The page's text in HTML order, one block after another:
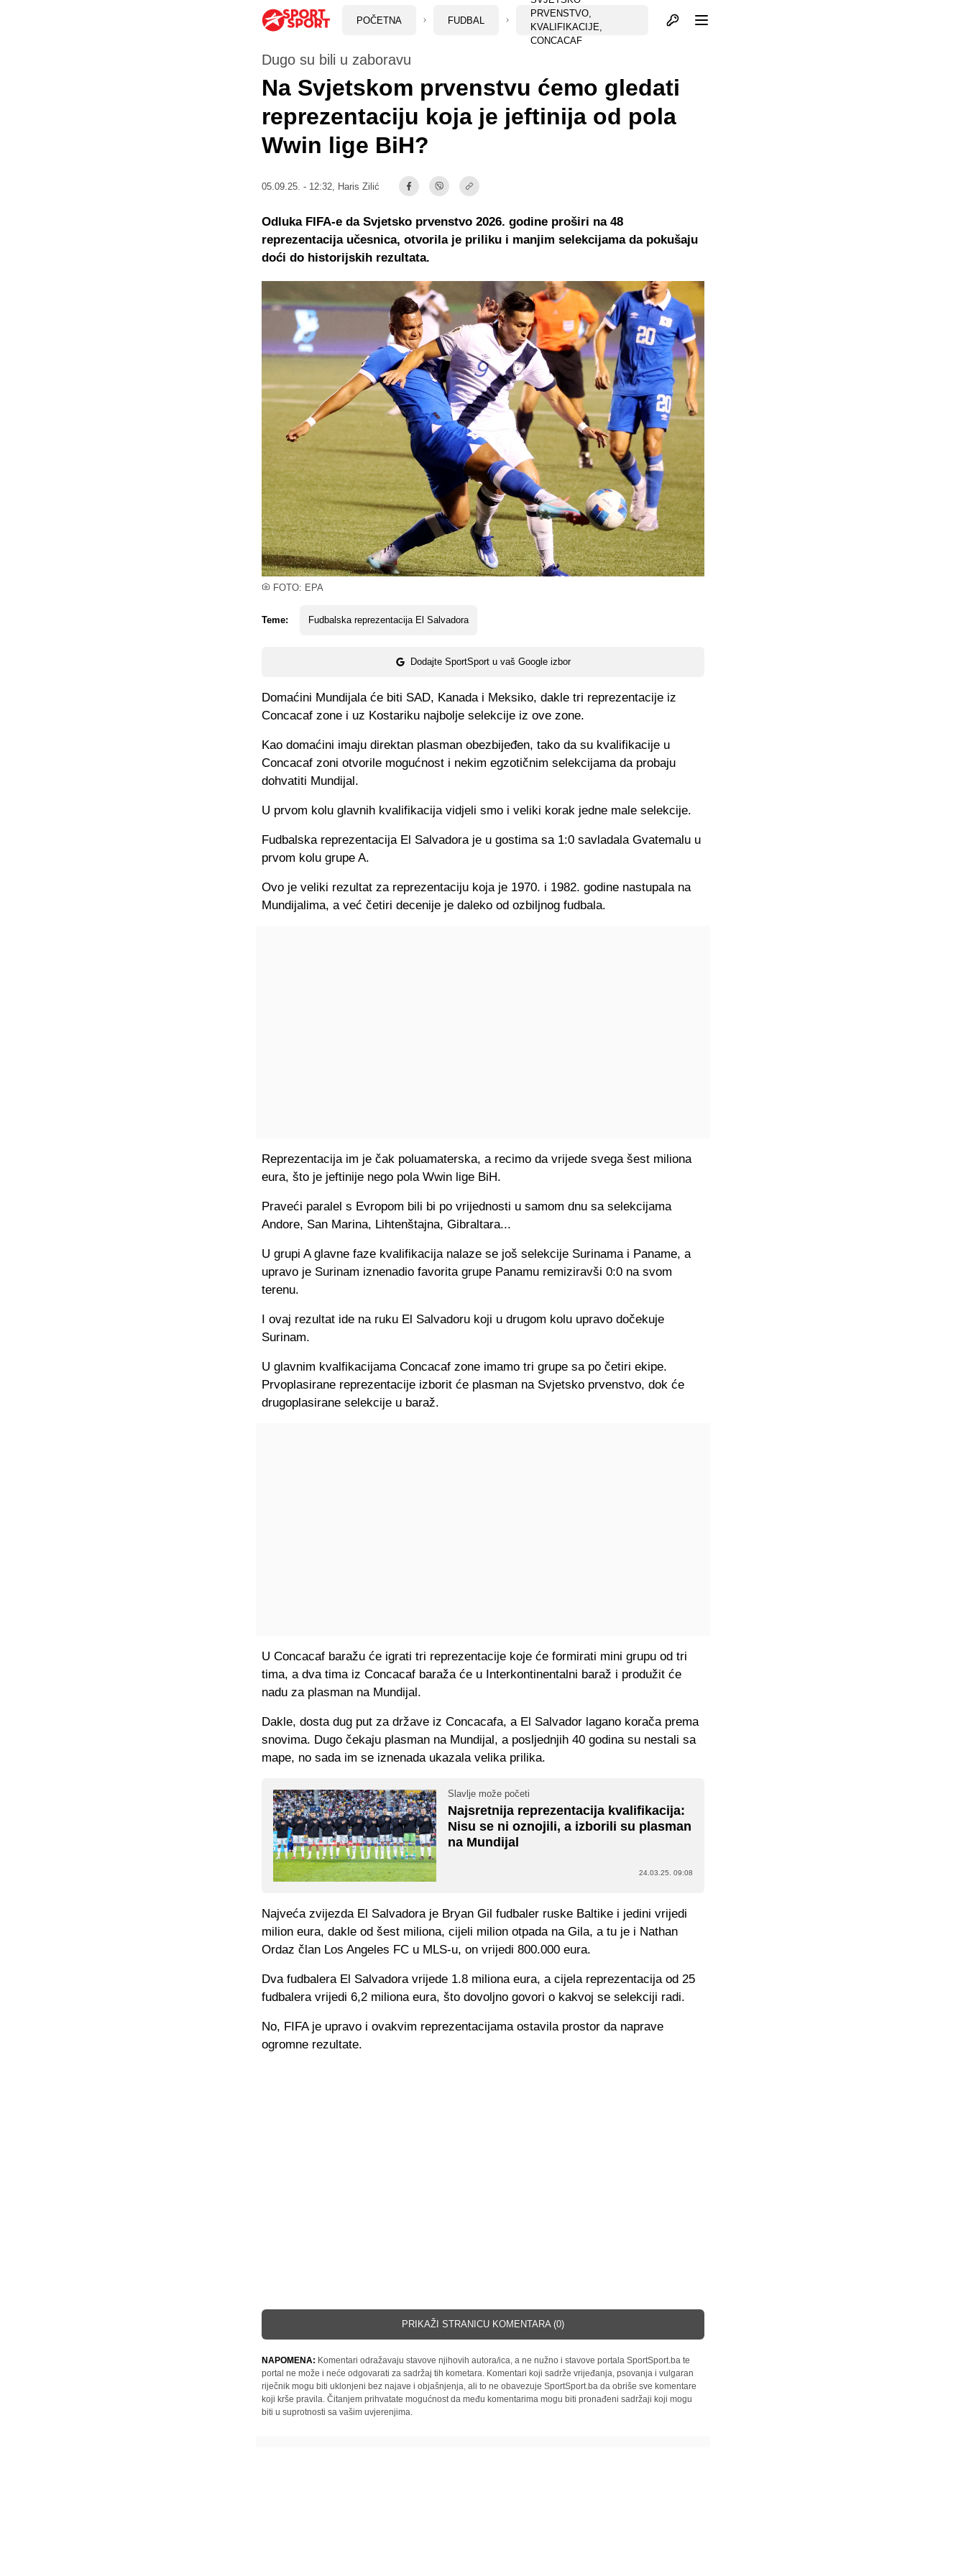
POČETNA FUDBAL
PRVENSTVO,
KVALIFIKACIJE,
CONCACAF
Otvori profil
FOTO: EPA
Dugo su bili u zaboravu
Na Svjetskom prvenstvu ćemo gledati
reprezentaciju koja je jeftinija od pola
Wwin lige BiH?
05.09.25. - 12:32, Haris Zilić
Teme: Fudbalska reprezentacija El Salvadora
Dodajte SportSport u vaš Google izbor
Odluka FIFA-e da Svjetsko prvenstvo 2026. godine proširi na 48
reprezentacija učesnica, otvorila je priliku i manjim selekcijama da pokušaju
doći do historijskih rezultata.
Domaćini Mundijala će biti SAD, Kanada i Meksiko, dakle tri reprezentacije iz
Concacaf zone i uz Kostariku najbolje selekcije iz ove zone.
Kao domaćini imaju direktan plasman obezbijeđen, tako da su kvalifikacije u
Concacaf zoni otvorile mogućnost i nekim egzotičnim selekcijama da probaju
dohvatiti Mundijal.
U prvom kolu glavnih kvalifikacija vidjeli smo i veliki korak jedne male selekcije.
Fudbalska reprezentacija El Salvadora je u gostima sa 1:0 savladala Gvatemalu u
prvom kolu grupe A.
Ovo je veliki rezultat za reprezentaciju koja je 1970. i 1982. godine nastupala na
Mundijalima, a već četiri decenije je daleko od ozbiljnog fudbala.
Reprezentacija im je čak poluamaterska, a recimo da vrijede svega šest miliona
eura, što je jeftinije nego pola Wwin lige BiH.
Praveći paralel s Evropom bili bi po vrijednosti u samom dnu sa selekcijama
Andore, San Marina, Lihtenštajna, Gibraltara...
U grupi A glavne faze kvalifikacija nalaze se još selekcije Surinama i Paname, a
upravo je Surinam iznenadio favorita grupe Panamu remiziravši 0:0 na svom
terenu.
I ovaj rezultat ide na ruku El Salvadoru koji u drugom kolu upravo dočekuje
Surinam.
U glavnim kvalfikacijama Concacaf zone imamo tri grupe sa po četiri ekipe.
Prvoplasirane reprezentacije izborit će plasman na Svjetsko prvenstvo, dok će
drugoplasirane selekcije u baraž.
U Concacaf baražu će igrati tri reprezentacije koje će formirati mini grupu od tri
tima, a dva tima iz Concacaf baraža će u Interkontinentalni baraž i produžit će
nadu za plasman na Mundijal.
Dakle, dosta dug put za države iz Concacafa, a El Salvador lagano korača prema
snovima. Dugo čekaju plasman na Mundijal, a posljednjih 40 godina su nestali sa
mape, no sada im se iznenada ukazala velika prilika.
Slavlje može početi
Najsretnija reprezentacija kvalifikacija:
Nisu se ni oznojili, a izborili su plasman
na Mundijal
24.03.25. 09:08
Najveća zvijezda El Salvadora je Bryan Gil fudbaler ruske Baltike i jedini vrijedi
milion eura, dakle od šest miliona, cijeli milion otpada na Gila, a tu je i Nathan
Ordaz član Los Angeles FC u MLS-u, on vrijedi 800.000 eura.
Dva fudbalera El Salvadora vrijede 1.8 miliona eura, a cijela reprezentacija od 25
fudbalera vrijedi 6,2 miliona eura, što dovoljno govori o kakvoj se selekciji radi.
No, FIFA je upravo i ovakvim reprezentacijama ostavila prostor da naprave
ogromne rezultate.
PRIKAŽI STRANICU KOMENTARA (0)
NAPOMENA: Komentari odražavaju stavove njihovih autora/ica, a ne nužno i stavove portala SportSport.ba te
portal ne može i neće odgovarati za sadržaj tih kometara. Komentari koji sadrže vrijeđanja, psovanja i vulgaran
riječnik mogu biti uklonjeni bez najave i objašnjenja, ali to ne obavezuje SportSport.ba da obriše sve komentare
koji krše pravila. Čitanjem prihvatate mogućnost da među komentarima mogu biti pronađeni sadržaji koji mogu
biti u suprotnosti sa vašim uvjerenjima.